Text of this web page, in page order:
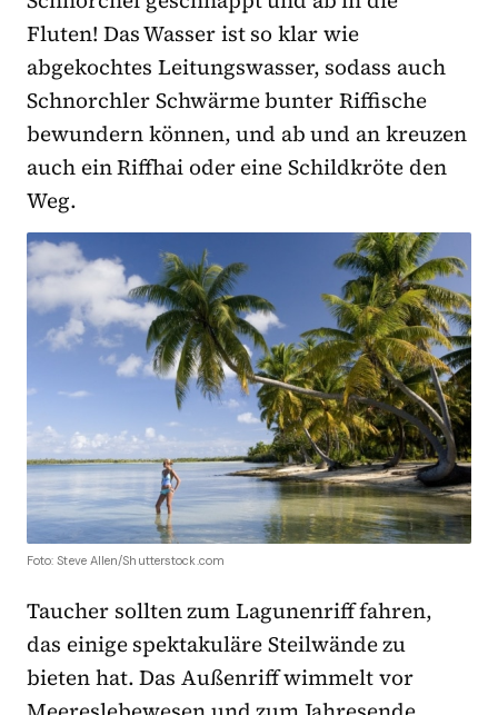
Fluten! Das Wasser ist so klar wie
abgekochtes Leitungswasser, sodass auch
Schnorchler Schwärme bunter Riffische
bewundern können, und ab und an kreuzen
auch ein Riffhai oder eine Schildkröte den
Weg.
Foto: Steve Allen/Shutterstock.com
Taucher sollten zum Lagunenriff fahren,
das einige spektakuläre Steilwände zu
bieten hat. Das Außenriff wimmelt vor